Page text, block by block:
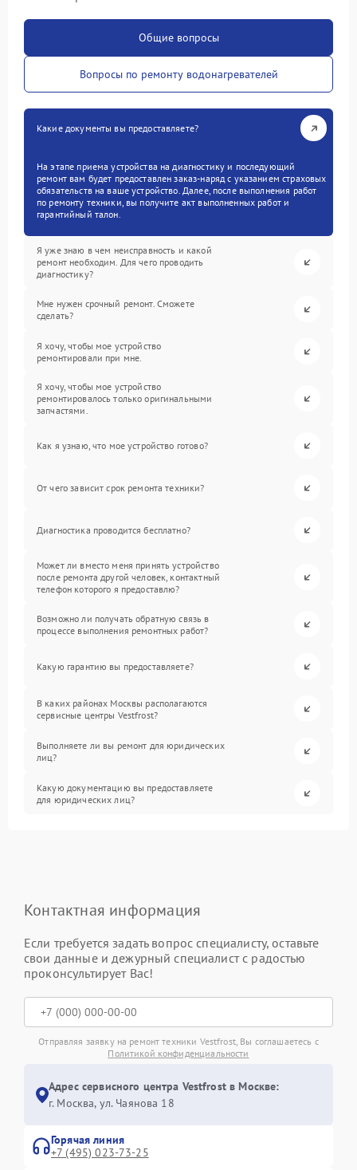
Общие вопросы
Вопросы по ремонту водонагревателей
Какие документы вы предоставляете?
На этапе приема устройства на диагностику и последующий
ремонт вам будет предоставлен заказ-наряд с указанием страховых
обязательств на ваше устройство. Далее, после выполнения работ
по ремонту техники, вы получите акт выполненных работ и
гарантийный талон.
Я уже знаю в чем неисправность и какой
ремонт необходим. Для чего проводить
диагностику?
Мне нужен срочный ремонт. Сможете
сделать?
Я хочу, чтобы мое устройство
ремонтировали при мне.
Я хочу, чтобы мое устройство
ремонтировалось только оригинальными
запчастями.
Как я узнаю, что мое устройство готово?
От чего зависит срок ремонта техники?
Диагностика проводится бесплатно?
Может ли вместо меня принять устройство
после ремонта другой человек, контактный
телефон которого я предоставлю?
Возможно ли получать обратную связь в
процессе выполнения ремонтных работ?
Какую гарантию вы предоставляете?
В каких районах Москвы располагаются
сервисные центры Vestfrost?
Выполняете ли вы ремонт для юридических
лиц?
Какую документацию вы предоставляете
для юридических лиц?
Контактная информация
Если требуется задать вопрос специалисту, оставьте
свои данные и дежурный специалист с радостью
проконсультирует Вас!
Отправляя заявку на ремонт техники Vestfrost, Вы соглашаетесь с
Политикой конфиденциальности
Адрес сервисного центра Vestfrost в Москве:
г. Москва, ул. Чаянова 18
Горячая линия
+7 (495) 023-73-25